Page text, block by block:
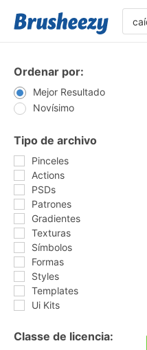
Ordenar por:
Mejor Resultado
Novísimo
Tipo de archivo
Pinceles
Actions
PSDs
Patrones
Gradientes
Texturas
Símbolos
Formas
Styles
Templates
Ui Kits
Classe de licencia: